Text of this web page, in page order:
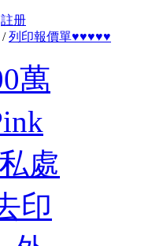
註册
/列印報價單♥♥♥♥♥